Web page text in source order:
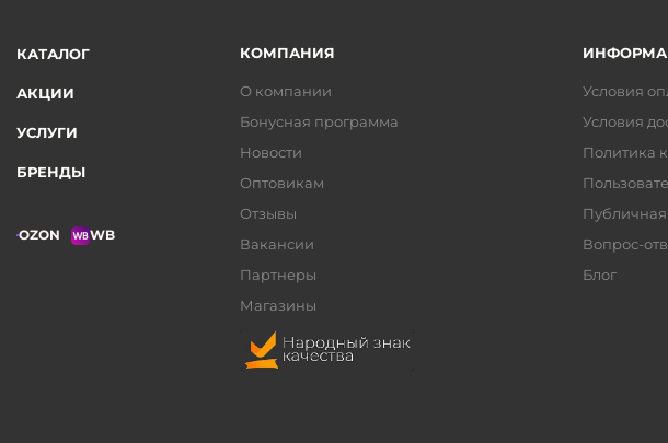
КАТАЛОГ
АКЦИИ
УСЛУГИ
БРЕНДЫ
OZON WB
КОМПАНИЯ
О компании
Бонусная программа
Новости
Оптовикам
Отзывы
Вакансии
Партнеры
Магазины
Условия
Условия
Политика
Вопрос-
Блог